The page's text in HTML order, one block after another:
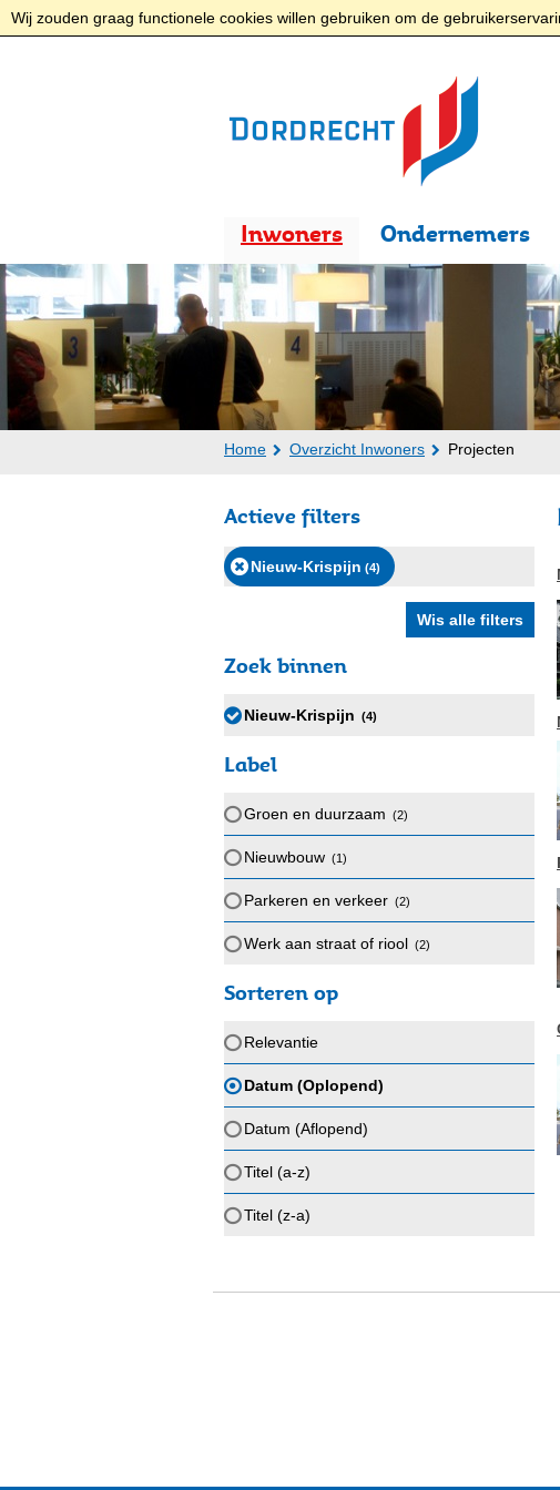
Wij zouden graag functionele cookies willen gebruiken om de
Inwoners Ondernemers
Home Overzicht Inwoners Projecten
Actieve filters
Nieuw-Krispijn (4)
Zoek binnen
Nieuw-Krispijn (4)
Label
Groen en duurzaam (2)
Nieuwbouw (1)
Parkeren en verkeer (2)
Werk aan straat of riool (2)
Sorteren op
Relevantie
Datum (Oplopend)
Datum (Aflopend)
Titel (a-z)
Titel (z-a)